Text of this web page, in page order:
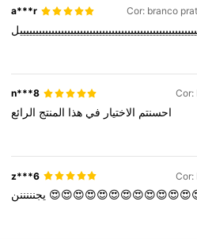
a***r Cor: branco
n***8 Cor:
احسنتم الاختيار في هذا المنتج الرائع
z***6 Cor: